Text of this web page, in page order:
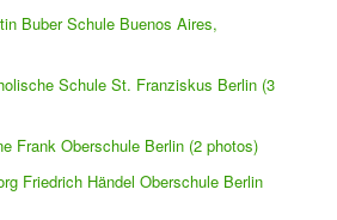
Buber Schule Buenos Aires,
Schule St. Franziskus Berlin (3
Frank Oberschule Berlin (2 photos)
Friedrich Händel Oberschule Berlin